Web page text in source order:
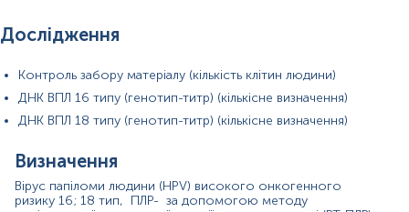
Зміст:
Синоніми
Показання до призначення
Загальна характеристика
Інтерферуючі чинники
Дослідження
Контроль забору матерiалу (кiлькiсть клiтин людини)
ДНК ВПЛ 16 типу (генотип-титр) (кількісне визначення)
ДНК ВПЛ 18 типу (генотип-титр) (кількісне визначення)
Визначення
Вірус папіломи людини (HPV) високого онкогенного
ризику 16; 18 тип, ПЛР- за допомогою методу